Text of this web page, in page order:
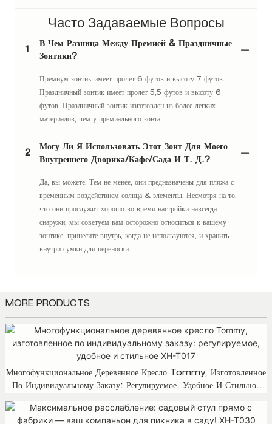
Часто Задаваемые Вопросы
1
В Чем Разница Между Премией & Праздничные
Зонтики?
Премиум зонтик имеет пролет 6 футов и высоту 7 футов.
Праздничный зонтик имеет пролет 5,5 футов и высоту 6
футов. Праздничный зонтик изготовлен из более легких
материалов, чем у премиального зонта.
2
Могу Ли Я Использовать Этот Зонт Для Моего
Внутреннего Дворика/кафе/сада И Т. Д.?
Да, вы можете. Тем не менее, они предназначены для пляжа с
временным воздействием солнца & элементы. Несмотря на то,
что они прослужит хорошо во время настройки навсегда
снаружи, мы советуем вам осторожно относиться к вашему
зонтике, принесите внутрь, когда не используются, и хранить
внутри сумки для переноски.
MORE PRODUCTS
Многофункциональное Деревянное Кресло Tommy, Изготовленное
По Индивидуальному Заказу: Регулируемое, Удобное И Стильное